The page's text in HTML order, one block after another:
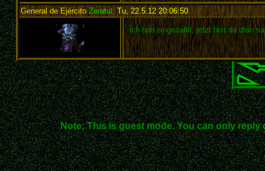
General de EjércitoZeratul, Tu, 22.5.12 20:06:50:
ich hab eingezahlt, jetzt bist du dran
Note: This is guest mode. You can only